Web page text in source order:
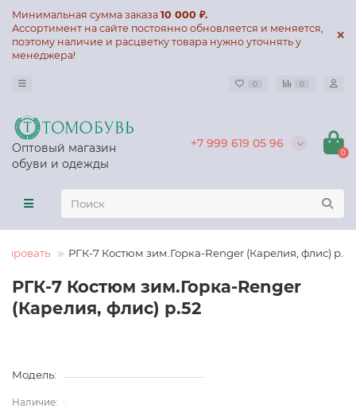
Минимальная сумма заказа 10 000 ₽.
Ассортимент на сайте постоянно обновляется и меняется,
поэтому наличие и расцветку товара нужно уточнять у
менеджера!
0 0
Оптовый магазин
обуви и одежды
+7 999 619 05 96
0
РГК-7 Костюм зим.Горка-Renger (Карелия, флис) р.52
РГК-7 Костюм зим.Горка-Renger
(Карелия, флис) р.52
Модель: